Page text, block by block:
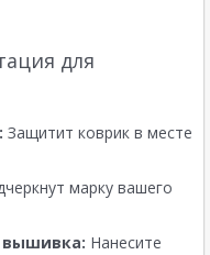
для
Защитит коврик в месте
марку вашего
Нанесите